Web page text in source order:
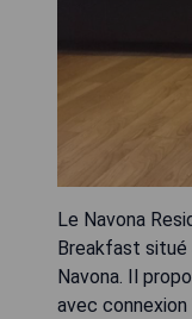
Le Navona
Breakfast situé
Navona. Il
avec